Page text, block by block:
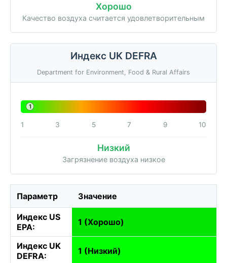
Хорошо
Качество воздуха считается удовлетворительным
Индекс UK DEFRA
Department for Environment, Food & Rural Affairs
1
1 3 5 7 9 10
Низкий
Загрязнение воздуха низкое
Параметр Значение
Индекс US
EPA:
1 (Хорошо)
Индекс UK
DEFRA:
1 (Низкий)